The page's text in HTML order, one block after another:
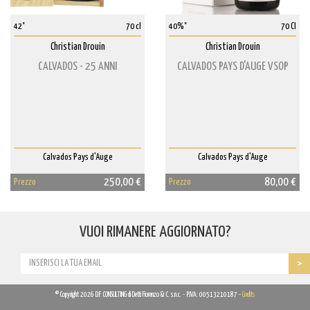
42° 70 cl
Christian Drouin
CALVADOS - 25 ANNI
Calvados Pays d'Auge
Prezzo 250,00 €
40%° 70 Cl
Christian Drouin
CALVADOS PAYS D'AUGE VSOP
Calvados Pays d'Auge
Prezzo 80,00 €
VUOI RIMANERE AGGIORNATO?
© Copyright 2026 D.F. CONSULTING di Detti Fiorenzo & C. s.n.c. - P.IVA: 00513210187 - Credits